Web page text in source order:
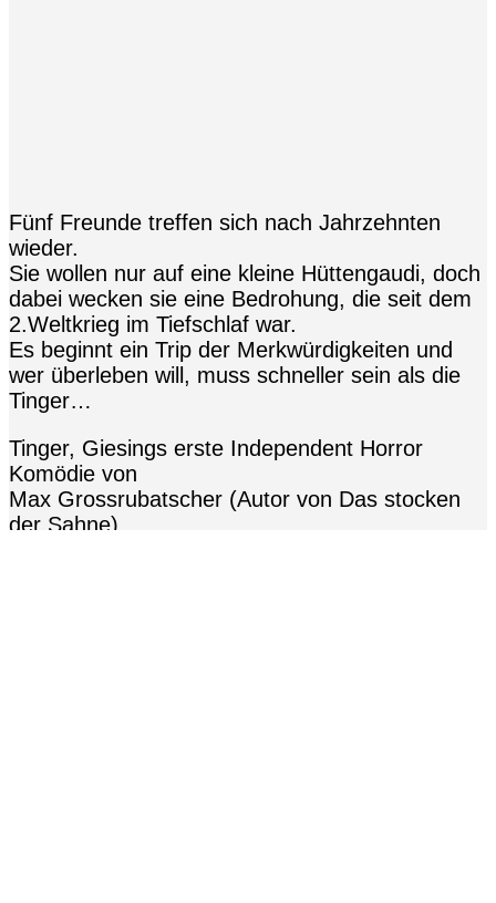
Fünf Freunde treffen sich nach Jahrzehnten
wieder.
Sie wollen nur auf eine kleine Hüttengaudi, doch
dabei wecken sie eine Bedrohung, die seit dem
2.Weltkrieg im Tiefschlaf war.
Es beginnt ein Trip der Merkwürdigkeiten und
wer überleben will, muss schneller sein als die
Tinger…
Tinger, Giesings erste Independent Horror
Komödie von
Max Grossrubatscher (Autor von Das stocken
der Sahne)